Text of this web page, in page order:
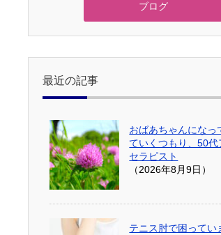
ブログ
最近の記事
おばあちゃんになっ
ていくつもり、50代
セラピスト
（2026年8月9日）
テニス肘で困ってい